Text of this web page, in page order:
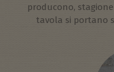
producono,
tavola si portano